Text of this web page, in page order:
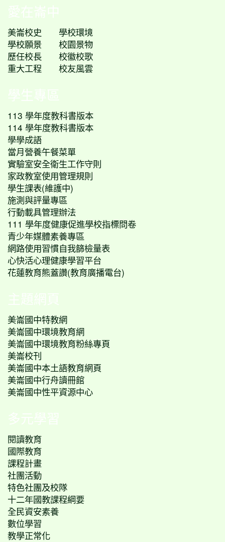
愛在崙中
美崙校史
學校環境
學校願景
校園景物
歷任校長
校徽校歌
重大工程
校友風雲
學生專區
113 學年度教科書版本
114 學年度教科書版本
學學成語
當月營養午餐菜單
實驗室安全衛生工作守則
家政教室使用管理規則
學生課表(維護中)
施測與評量專區
行動載具管理辦法
111 學年度健康促進學校指標問卷
青少年媒體素養專區
網路使用習慣自我篩檢量表
心快活心理健康學習平台
花蓮教育熊蓋讚(教育廣播電台)
主題網頁
美崙國中特教網
美崙國中環境教育網
美崙國中環境教育粉絲專頁
美崙校刊
美崙國中本土語教育網頁
美崙國中行舟讀冊館
美崙國中性平資源中心
多元學習
閱讀教育
國際教育
課程計畫
社團活動
特色社團及校隊
十二年國教課程綱要
全民資安素養
數位學習
教學正常化